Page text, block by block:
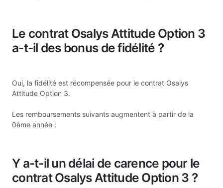
Le contrat Osalys Attitude Option 3
a-t-il des bonus de fidélité ?
Oui, la fidélité est récompensée pour le contrat Osalys
Attitude Option 3.
Les remboursements suivants augmentent à partir de la
0ème année :
Y a-t-il un délai de carence pour le
contrat Osalys Attitude Option 3 ?